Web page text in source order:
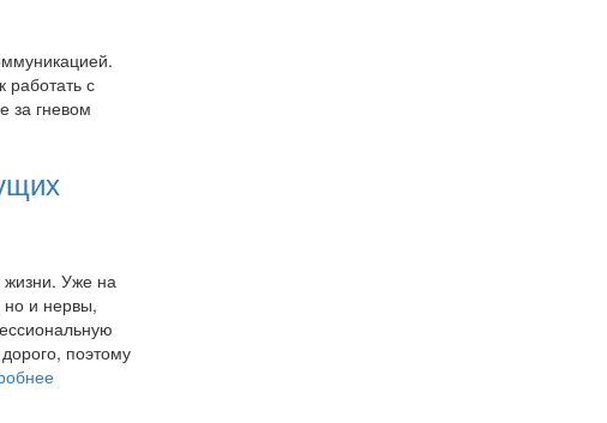
работать с
за гневом
жизни. Уже на
но и нервы,
поэтому